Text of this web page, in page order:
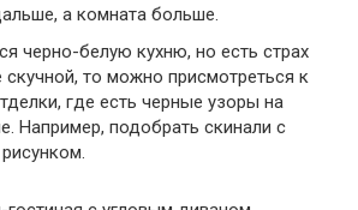
а комната больше.
черно-белую кухню, но есть страх
скучной, то можно присмотреться к
где есть черные узоры на
Например, подобрать скинали с